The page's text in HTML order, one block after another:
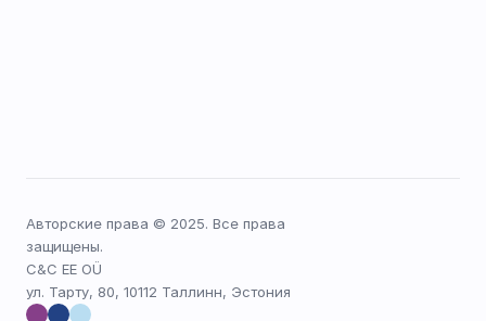
Авторские права © 2025. Все права
защищены.
C&C EE OÜ
ул. Тарту, 80, 10112 Таллинн, Эстония